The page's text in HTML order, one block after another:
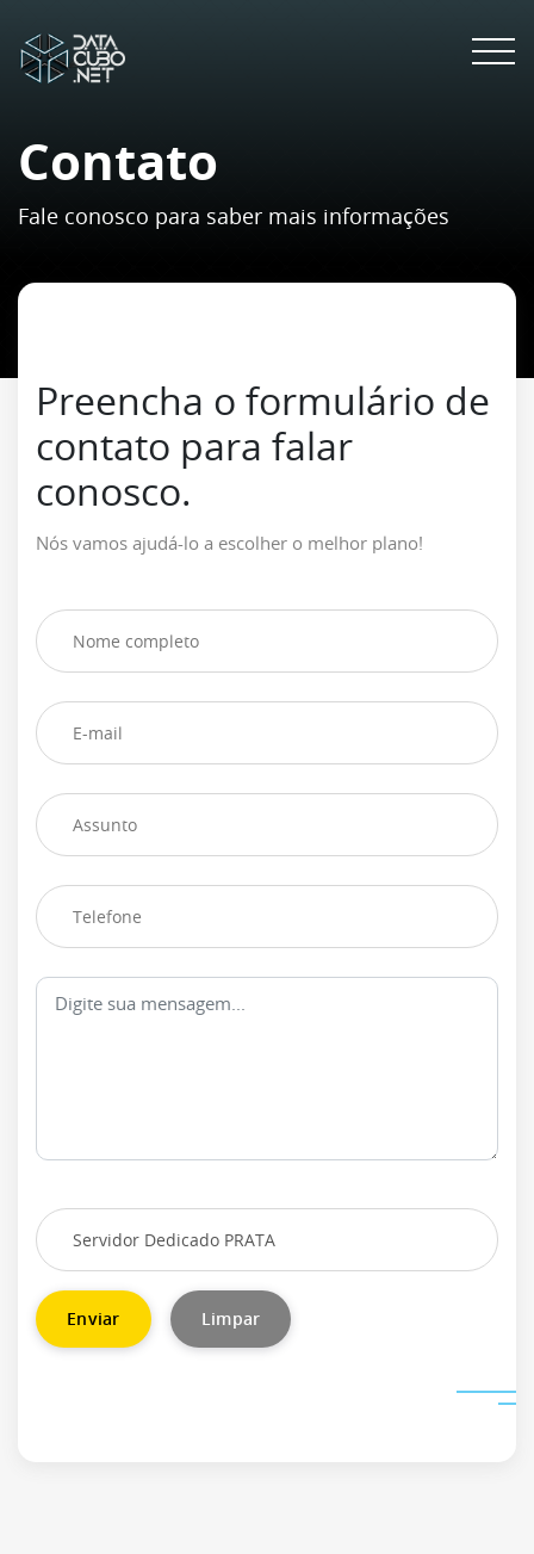
Contato
Fale conosco para saber mais informações
Preencha o formulário de
contato para falar
conosco.
Nós vamos ajudá-lo a escolher o melhor plano!
Enviar Limpar